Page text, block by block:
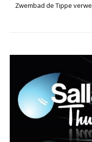
Zwembad de Tippe